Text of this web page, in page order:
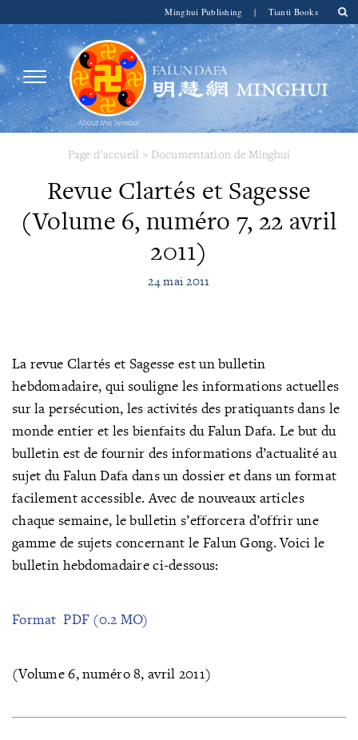
Minghui Publishing | Tianti Books
Page d'accueil > Documentation de Minghui
Revue Clartés et Sagesse
(Volume 6, numéro 7, 22 avril
2011)
24 mai 2011
La revue Clartés et Sagesse est un bulletin
hebdomadaire, qui souligne les informations actuelles
sur la persécution, les activités des pratiquants dans le
monde entier et les bienfaits du Falun Dafa. Le but du
bulletin est de fournir des informations d’actualité au
sujet du Falun Dafa dans un dossier et dans un format
facilement accessible. Avec de nouveaux articles
chaque semaine, le bulletin s’efforcera d’offrir une
gamme de sujets concernant le Falun Gong. Voici le
bulletin hebdomadaire ci-dessous:
Format PDF (0.2 MO)
(Volume 6, numéro 8, avril 2011)